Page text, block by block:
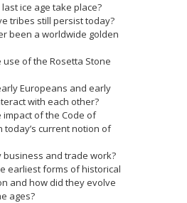
ice age take place?
tribes still persist today?
been a worldwide golden
use of the Rosetta Stone
Europeans and early
with each other?
impact of the Code of
today’s current notion of
business and trade work?
earliest forms of historical
and how did they evolve
ages?